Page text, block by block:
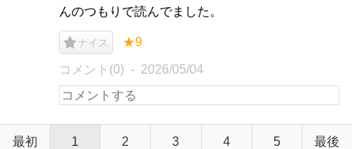
んのつもりで読んでました。
ナイス ★9
コメント(0) 2026/05/04
最初 1 2 3 4 5 最後